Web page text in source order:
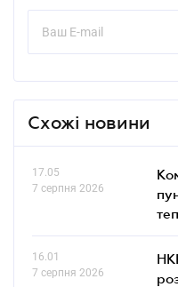
Схожі новини
17.05
7 серпня 2026
16.01
7 серпня 2026